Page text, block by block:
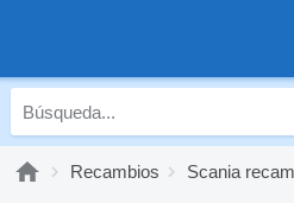
Recambios Scania